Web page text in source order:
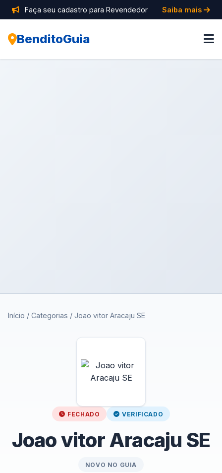
Faça seu cadastro para Revendedor Saiba mais
BenditoGuia
Início / Categorias / Joao vitor Aracaju SE
FECHADO VERIFICADO
Joao vitor Aracaju SE
NOVO NO GUIA